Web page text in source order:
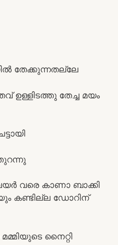
തേക്കുന്നതല്ലേ
തേച്ച മയം
വരെ കാണാ ബാക്കി
കണ്ടില്ല ഡോറിന്
നൈറ്റി